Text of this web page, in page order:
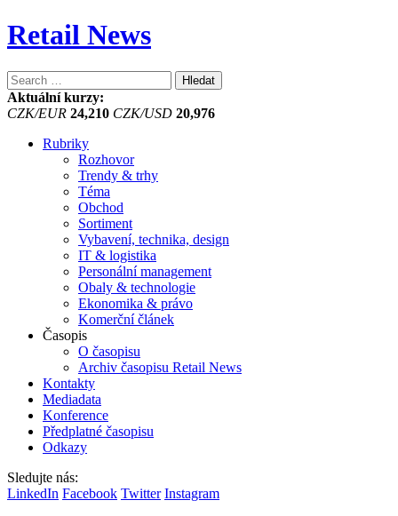
Retail News
Vyhledávání
Aktuální kurzy:
CZK/EUR 24,210 CZK/USD 20,976
Rubriky
Rozhovor
Trendy & trhy
Téma
Obchod
Sortiment
Vybavení, technika, design
IT & logistika
Personální management
Obaly & technologie
Ekonomika & právo
Komerční článek
Časopis
O časopisu
Archiv časopisu Retail News
Kontakty
Mediadata
Konference
Předplatné časopisu
Odkazy
Sledujte nás:
LinkedIn Facebook Twitter Instagram